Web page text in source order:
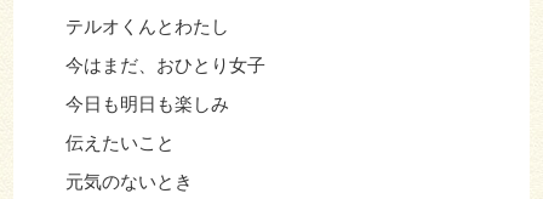
テルオくんとわたし
今はまだ、おひとり女子
今日も明日も楽しみ
伝えたいこと
元気のないとき